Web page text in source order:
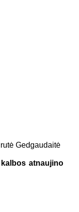
Gedgaudaitė
atnaujino